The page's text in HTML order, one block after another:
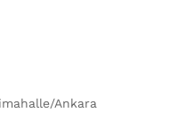
Ankara